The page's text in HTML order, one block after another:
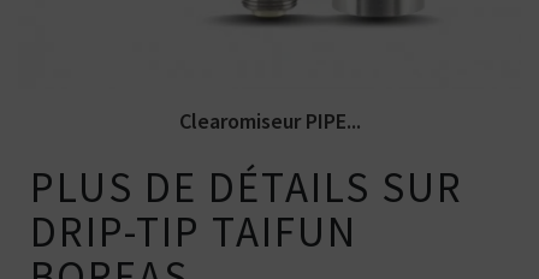
Clearomiseur PIPE...
PLUS DE DÉTAILS SUR
DRIP-TIP TAIFUN